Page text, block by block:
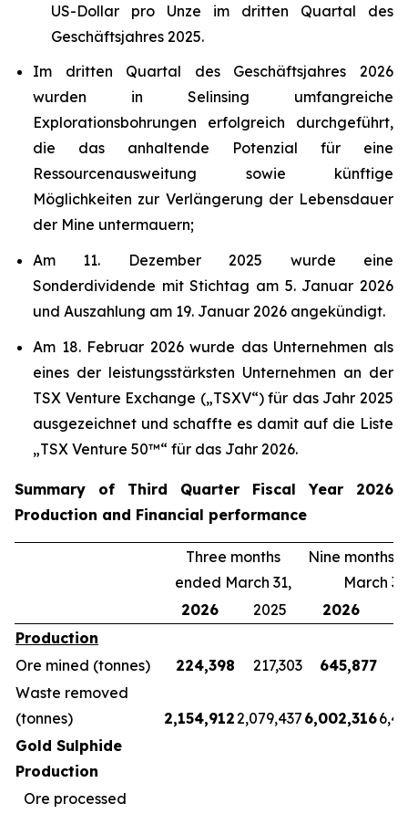
US-Dollar pro Unze im dritten Quartal des
Geschäftsjahres 2025.
Im dritten Quartal des Geschäftsjahres 2026
wurden in Selinsing umfangreiche
Explorationsbohrungen erfolgreich durchgeführt,
die das anhaltende Potenzial für eine
Ressourcenausweitung sowie künftige
Möglichkeiten zur Verlängerung der Lebensdauer
der Mine untermauern;
Am 11. Dezember 2025 wurde eine
Sonderdividende mit Stichtag am 5. Januar 2026
und Auszahlung am 19. Januar 2026 angekündigt.
Am 18. Februar 2026 wurde das Unternehmen als
eines der leistungsstärksten Unternehmen an der
TSX Venture Exchange („TSXV“) für das Jahr 2025
ausgezeichnet und schaffte es damit auf die Liste
„TSX Venture 50™“ für das Jahr 2026.
Summary of Third Quarter Fiscal Year 2026
Production and Financial performance
Three months
ended March 31,
Nine months
March
2026
2025 2026
Production
Ore mined (tonnes)
224,398 217,303 645,877
Waste removed
(tonnes)
2,154,9122,079,437 6,002,316
Gold Sulphide
Production
Ore processed